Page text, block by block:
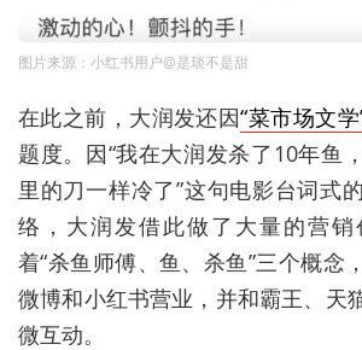
图片来源：小红书用户@是琰不是甜
在此之前，大润发还因“菜市场文学
题度。因“我在大润发杀了10年鱼
里的刀一样冷了”这句电影台词式
络，大润发借此做了大量的营销
着“杀鱼师傅、鱼、杀鱼”三个概念
微博和小红书营业，并和霸王、天
微互动。